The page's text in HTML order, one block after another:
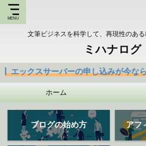
文筆ビジネスを科学して、再現性のある
ミハナログ
サーバーの申し込みが今なら5,000円
ホーム
ブログの始め方 アフ